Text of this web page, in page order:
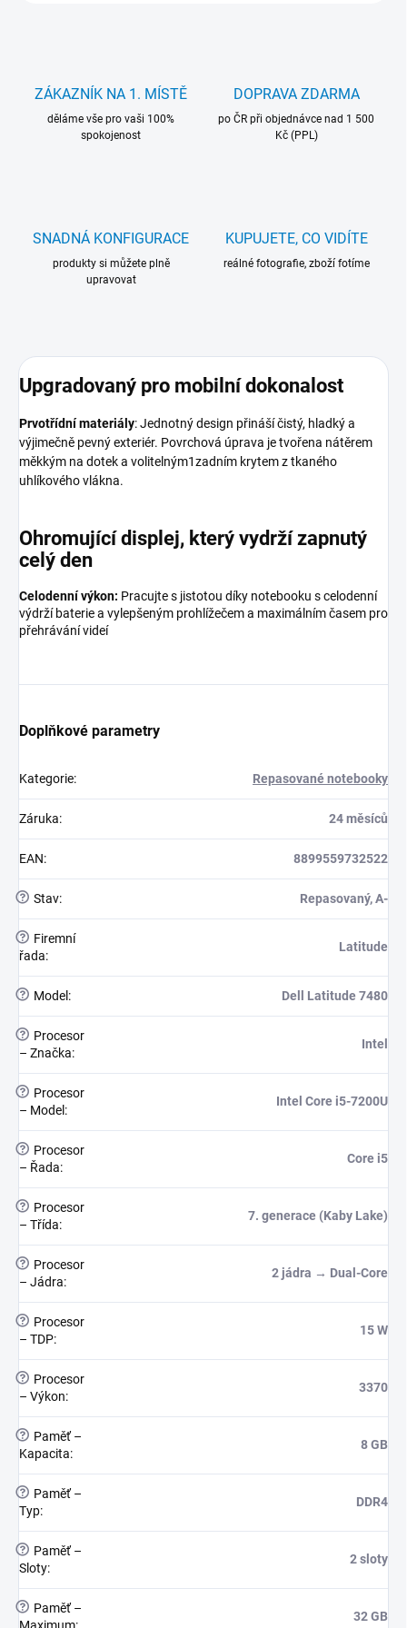
ZÁKAZNÍK NA 1. MÍSTĚ
děláme vše pro vaši 100%
spokojenost
DOPRAVA ZDARMA
po ČR při objednávce nad 1 500
Kč (PPL)
SNADNÁ KONFIGURACE
produkty si můžete plně
upravovat
KUPUJETE, CO VIDÍTE
reálné fotografie, zboží fotíme
Upgradovaný pro mobilní dokonalost
Prvotřídní materiály: Jednotný design přináší čistý, hladký a
výjimečně pevný exteriér. Povrchová úprava je tvořena nátěrem
měkkým na dotek a volitelným1zadním krytem z tkaného
uhlíkového vlákna.
Ohromující displej, který vydrží zapnutý
celý den
Celodenní výkon: Pracujte s jistotou díky notebooku s celodenní
výdrží baterie a vylepšeným prohlížečem a maximálním časem pro
přehrávání videí
Doplňkové parametry
Kategorie: Repasované notebooky
Záruka: 24 měsíců
EAN: 8899559732522
? Stav: Repasovaný, A-
?
Firemní
řada:
Latitude
? Model : Dell Latitude 7480
?
Procesor
– Značka:
Intel
?
Procesor
– Model :
Intel Core i5-7200U
?
Procesor
– Řada:
Core i5
?
Procesor
– Třída:
7. generace (Kaby Lake)
?
Procesor
– Jádra:
2 jádra → Dual-Core
?
Procesor
– TDP:
15 W
?
Procesor
– Výkon:
3370
?
Paměť –
Kapacita:
8 GB
?
Paměť –
Typ:
DDR4
?
Paměť –
Sloty:
2 sloty
?
Paměť –
32 GB